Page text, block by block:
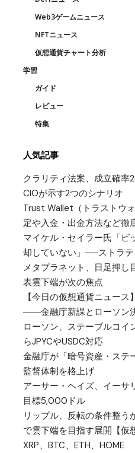
Web3ゲームニュース
NFTニュース
仮想通貨チャート分析
学習
ガイド
レビュー
特集
人気記事
クラリティ法案、成立確
CIOが示す2つのシナリオ
Trust Wallet（トラストウ
定や入金・出金方法など徹
マイケル・セイラー氏「ビ
却していない」──ストラ
メタプラネット、日足押
表雲下端が次の焦点
【今日の仮想通貨ニュー
――金融庁新課とローソン
ローソン、ステーブルコ
らJPYCやUSDC対応
金融庁が「暗号資産・ス
監督体制を格上げ
アーサー・ヘイズ、イー
目標5,000ドル
リップル、反転の条件整
で雲下端を目指す展開【仮
XRP、BTC、ETH、HOME